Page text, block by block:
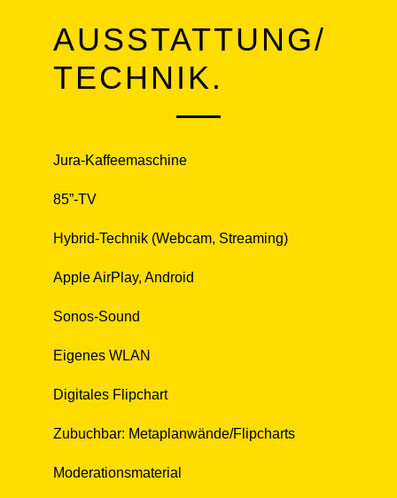
AUSSTATTUNG/
TECHNIK.
Jura-Kaffeemaschine
85”-TV
Hybrid-Technik (Webcam, Streaming)
Apple AirPlay, Android
Sonos-Sound
Eigenes WLAN
Digitales Flipchart
Zubuchbar: Metaplanwände/Flipcharts
Moderationsmaterial